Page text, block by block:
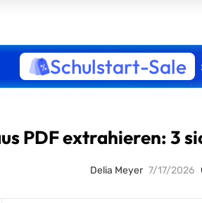
Schulstart-Sale
PDF extrahieren: 3
Delia Meyer 7/17/2026